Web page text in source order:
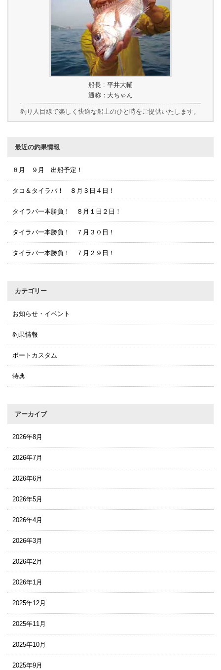
船長 : 平井大輔
通称：大ちゃん
釣り人目線で楽しく快適な船上のひと時をご提供いたします。
最近の釣果情報
８月 ９月 出船予定！
タコ＆タイラバ！ ８月３日４日！
タイラバ一本勝負！ ８月１日２日！
タイラバ一本勝負！ ７月３０日！
タイラバ一本勝負！ ７月２９日！
カテゴリー
お知らせ・イベント
釣果情報
ボートカスタム
特典
アーカイブ
2026年8月
2026年7月
2026年6月
2026年5月
2026年4月
2026年3月
2026年2月
2026年1月
2025年12月
2025年11月
2025年10月
2025年9月